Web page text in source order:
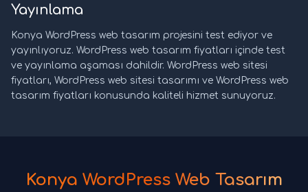
Yayınlama
Konya WordPress web tasarım projesini test ediyor ve
yayınlıyoruz. WordPress web tasarım fiyatları içinde test
ve yayınlama aşaması dahildir. WordPress web sitesi
fiyatları, WordPress web sitesi tasarımı ve WordPress web
tasarım fiyatları konusunda kaliteli hizmet sunuyoruz.
Konya WordPress Web Tasarım